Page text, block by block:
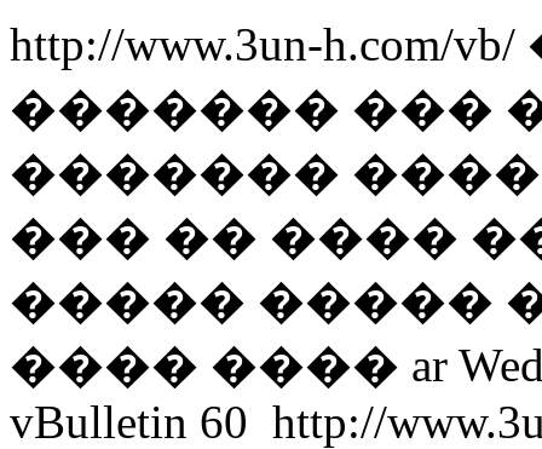
http://www.3un-h.com/vb/
������� ���
������� �����
��� �� ����
����� �����
���� ���� ar
vBulletin 60 http://